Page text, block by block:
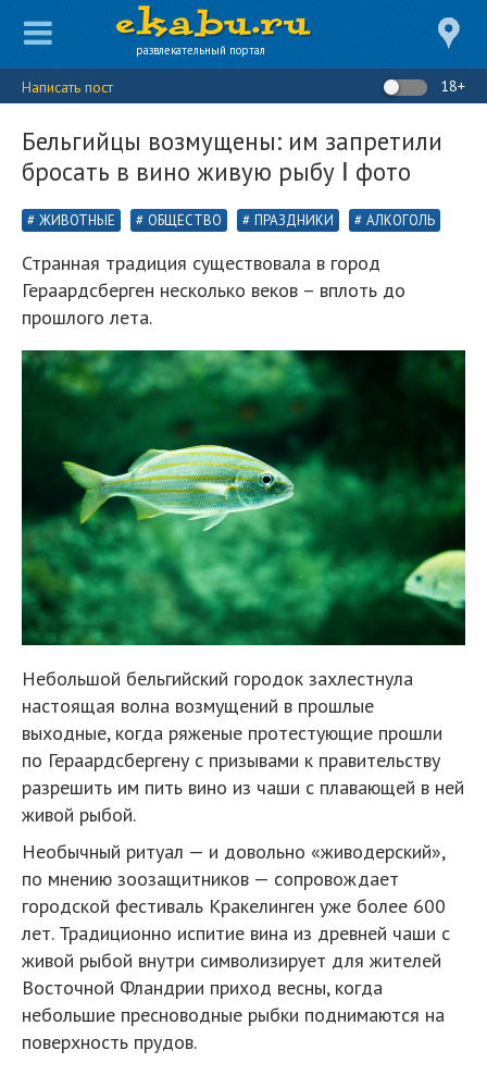
развлекательный портал
Написать пост 18+
Бельгийцы возмущены: им запретили
бросать в вино живую рыбу Ⅰ фото
ЖИВОТНЫЕ ОБЩЕСТВО ПРАЗДНИКИ АЛКОГОЛЬ
Странная традиция существовала в город
Гераардсберген несколько веков – вплоть до
прошлого лета.
Небольшой бельгийский городок захлестнула
настоящая волна возмущений в прошлые
выходные, когда ряженые протестующие прошли
по Гераардсбергену с призывами к правительству
разрешить им пить вино из чаши с плавающей в ней
живой рыбой.
Необычный ритуал — и довольно «живодерский»,
по мнению зоозащитников — сопровождает
городской фестиваль Кракелинген уже более 600
лет. Традиционно испитие вина из древней чаши с
живой рыбой внутри символизирует для жителей
Восточной Фландрии приход весны, когда
небольшие пресноводные рыбки поднимаются на
поверхность прудов.